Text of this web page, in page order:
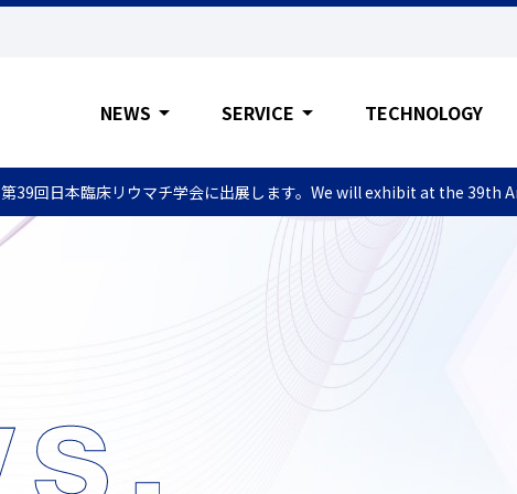
NEWS arrow_drop_down SERVICE arrow_drop_down TECHNOLOGY
第39回日本臨床リウマチ学会に出展します。We will exhibit at the